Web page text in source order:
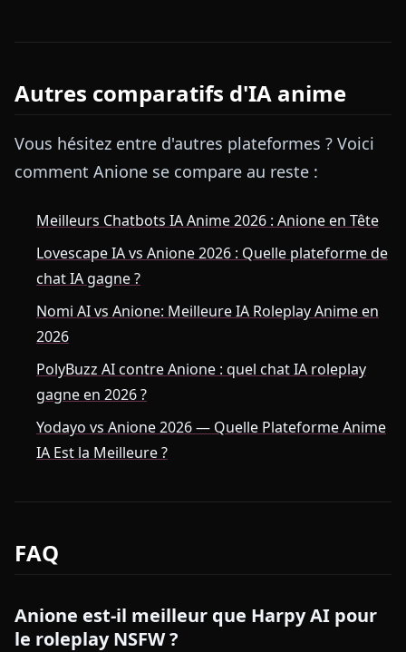
Autres comparatifs d'IA anime
Vous hésitez entre d'autres plateformes ? Voici
comment Anione se compare au reste :
Meilleurs Chatbots IA Anime 2026 : Anione en Tête
Lovescape IA vs Anione 2026 : Quelle plateforme de
chat IA gagne ?
Nomi AI vs Anione: Meilleure IA Roleplay Anime en
2026
PolyBuzz AI contre Anione : quel chat IA roleplay
gagne en 2026 ?
Yodayo vs Anione 2026 — Quelle Plateforme Anime
IA Est la Meilleure ?
FAQ
Anione est-il meilleur que Harpy AI pour
le roleplay NSFW ?